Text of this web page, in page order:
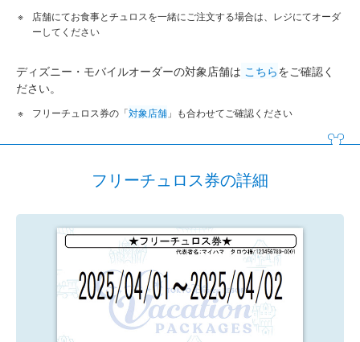
店舗にてお食事とチュロスを一緒にご注文する場合は、レジにてオーダ
ーしてください
ディズニー・モバイルオーダーの対象店舗は こちらをご確認く
ださい。
フリーチュロス券の「対象店舗 」も合わせてご確認ください
フリーチュロス券の詳細